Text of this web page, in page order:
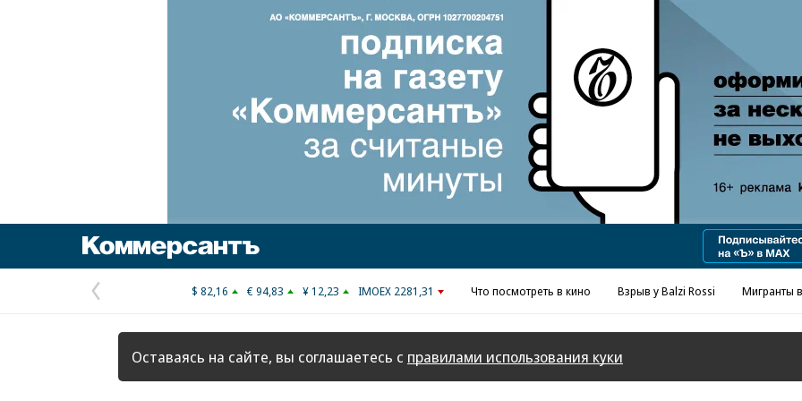
Реклама в «Ъ» www.kommersant.ru/ad
Предыдущая
страница
$ 82,16 € 94,83 ¥ 12,23 IMOEX 2281,31 Что посмотреть в кино Взрыв у Balzi Rossi Мигранты
Оставаясь на сайте, вы соглашаетесь с правилами использования куки